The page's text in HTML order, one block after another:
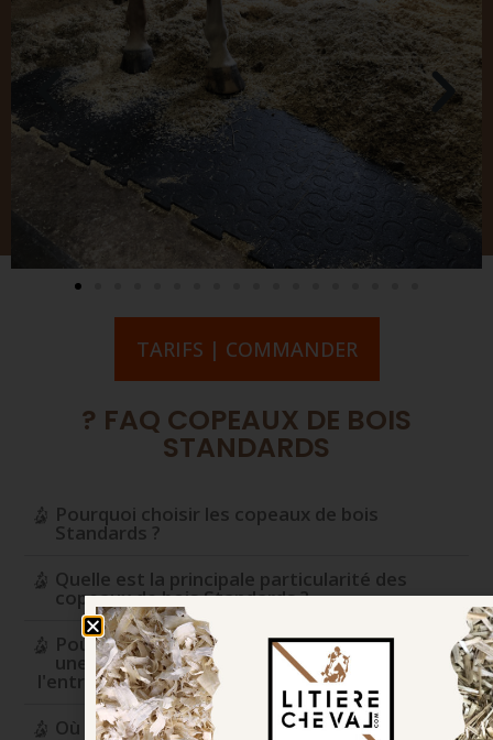
TARIFS | COMMANDER
? FAQ COPEAUX DE BOIS
STANDARDS
Pourquoi choisir les copeaux de bois
Standards ?
Quelle est la principale particularité des
copeaux de bois Standards ?
Pourquoi leur calibrage spécifique permet
une nette diminution du gaspillage lors de
l'entretien ?
Où sont produits les copeaux de bois